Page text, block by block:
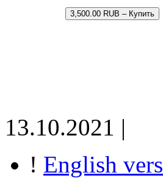
3,500.00 RUB – Купить
13.10.2021 |
! English